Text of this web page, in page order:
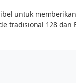
untuk
tradisional 128 dan